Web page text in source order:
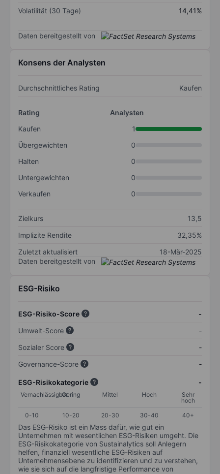
Volatilität (30 Tage)
14,41%
Daten bereitgestellt von
Konsens der Analysten
Durchschnittliches Rating Kaufen
Rating
Analysten
Kaufen
1
Übergewichten
0
Halten
0
Untergewichten
0
Verkaufen
0
Zielkurs
13,5
Implizite Rendite
32,35%
Zuletzt aktualisiert
18-Mär-2025
Daten bereitgestellt von
ESG-Risiko
ESG-Risiko-Score
-
Umwelt-Score
-
Sozialer Score
-
Governance-Score
-
ESG-Risikokategorie -
VernachlässigbarGering Mittel Hoch
Sehr
hoch
0-10
10-20 20-30 30-40 40+
Das ESG-Risiko ist ein Mass dafür, wie gut ein
Unternehmen mit wesentlichen ESG-Risiken umgeht. Die
ESG-Risikokategorie von Sustainalytics soll Anlegern
helfen, finanziell wesentliche ESG-Risiken auf
Unternehmensebene zu identifizieren und zu verstehen,
wie sie sich auf die langfristige Performance von